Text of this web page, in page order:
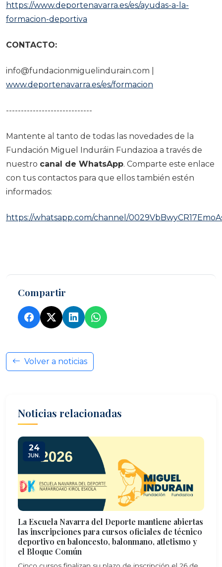
https://www.deportenavarra.es/es/ayudas-a-la-
formacion-deportiva
CONTACTO:
info@fundacionmiguelindurain.com |
www.deportenavarra.es/es/formacion
-----------------------------
Mantente al tanto de todas las novedades de la
Fundación Miguel Induráin Fundazioa a través de
nuestro canal de WhatsApp. Comparte este enlace
con tus contactos para que ellos también estén
informados:
https://whatsapp.com/channel/
Compartir
Volver a noticias
Noticias relacionadas
24
JUN.
La Escuela Navarra del Deporte mantiene abiertas
las inscripciones para cursos oficiales de técnico
deportivo en baloncesto, balonmano, atletismo y
el Bloque Común